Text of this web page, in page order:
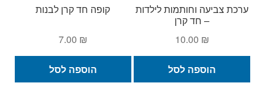
ערכת צביעה וחותמות לילדות
– חד קרן
10.00 ₪
הוספה לסל
קופה חד קרן לבנות
7.00 ₪
הוספה לסל